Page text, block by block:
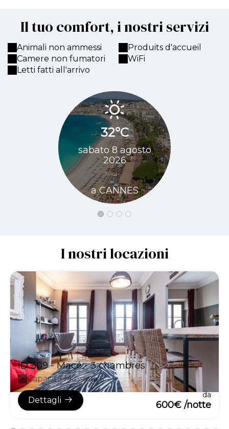
Il tuo comfort, i nostri servizi
Animali non ammessi
Camere non fumatori
Letti fatti all'arrivo
Produits d'accueil
WiFi
32°C
sabato 8 agosto
2026
a CANNES
I nostri locazioni
ID 309 - Macé - 3 chambres
Capacità Massima:6
Dettagli
da
600€ /notte